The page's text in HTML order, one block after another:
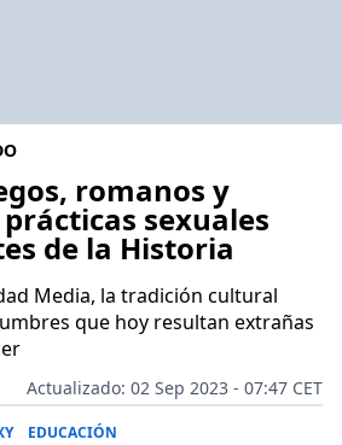
romanos y
sexuales
de la Historia
Media, la tradición cultural
que hoy resultan extrañas
Actualizado: 02 Sep 2023 - 07:47 CET
EDUCACIÓN